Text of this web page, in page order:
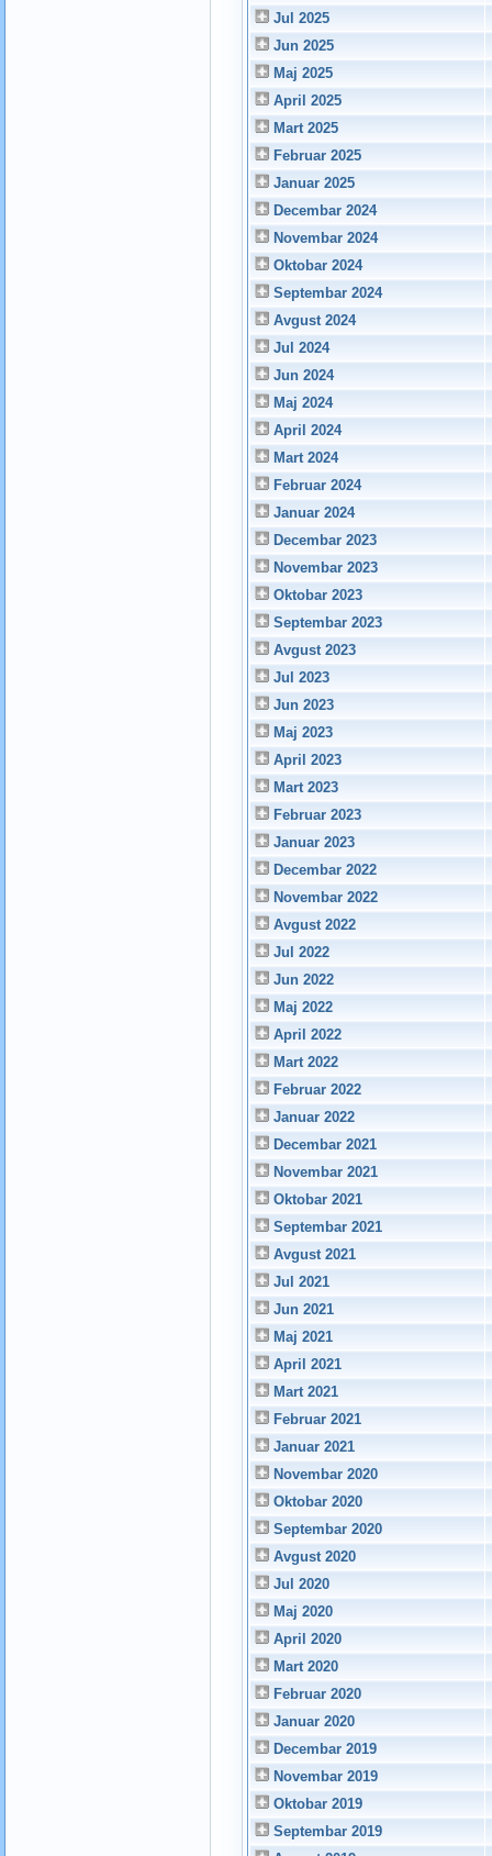
Jul 2025
Jun 2025
Maj 2025
April 2025
Mart 2025
Februar 2025
Januar 2025
Decembar 2024
Novembar 2024
Oktobar 2024
Septembar 2024
Avgust 2024
Jul 2024
Jun 2024
Maj 2024
April 2024
Mart 2024
Februar 2024
Januar 2024
Decembar 2023
Novembar 2023
Oktobar 2023
Septembar 2023
Avgust 2023
Jul 2023
Jun 2023
Maj 2023
April 2023
Mart 2023
Februar 2023
Januar 2023
Decembar 2022
Novembar 2022
Avgust 2022
Jul 2022
Jun 2022
Maj 2022
April 2022
Mart 2022
Februar 2022
Januar 2022
Decembar 2021
Novembar 2021
Oktobar 2021
Septembar 2021
Avgust 2021
Jul 2021
Jun 2021
Maj 2021
April 2021
Mart 2021
Februar 2021
Januar 2021
Novembar 2020
Oktobar 2020
Septembar 2020
Avgust 2020
Jul 2020
Maj 2020
April 2020
Mart 2020
Februar 2020
Januar 2020
Decembar 2019
Novembar 2019
Oktobar 2019
Septembar 2019